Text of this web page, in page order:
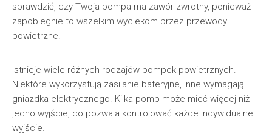
sprawdzić, czy Twoja pompa ma zawór zwrotny, ponieważ
zapobiegnie to wszelkim wyciekom przez przewody
powietrzne.
Istnieje wiele różnych rodzajów pompek powietrznych.
Niektóre wykorzystują zasilanie bateryjne, inne wymagają
gniazdka elektrycznego. Kilka pomp może mieć więcej niż
jedno wyjście, co pozwala kontrolować każde indywidualne
wyjście.